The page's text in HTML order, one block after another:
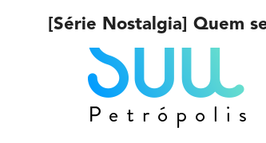
[Série Nostalgia] Quem